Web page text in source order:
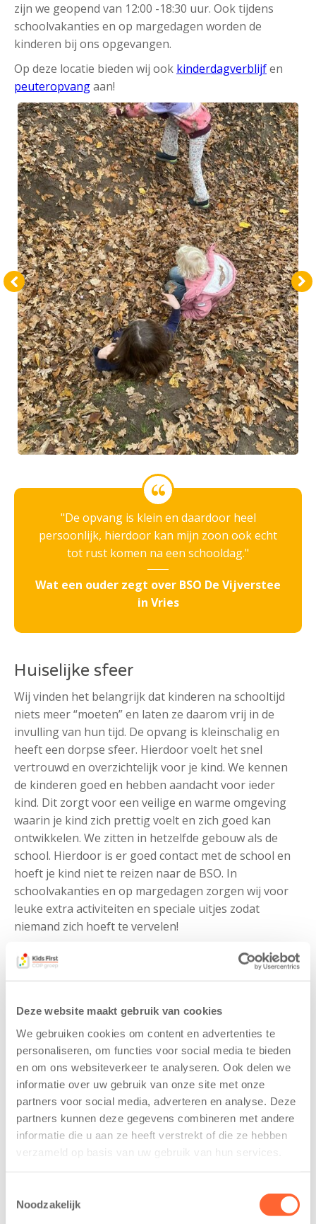
Deze website maakt gebruik van cookies
We gebruiken cookies om content en advertenties te
personaliseren, om functies voor social media te bieden
en om ons websiteverkeer te analyseren. Ook delen we
informatie over uw gebruik van onze site met onze
partners voor social media, adverteren en analyse. Deze
partners kunnen deze gegevens combineren met andere
informatie die u aan ze heeft verstrekt of die ze hebben
verzameld op basis van uw gebruik van hun services.
Noodzakelijk
zijn we geopend van 12:00 -18:30 uur. Ook tijdens
schoolvakanties en op margedagen worden de
kinderen bij ons opgevangen.
Op deze locatie bieden wij ook kinderdagverblijfen
peuteropvangaan!
De opvang is klein en daardoor heel
persoonlijk, hierdoor kan mijn zoon ook echt
tot rust komen na een schooldag.
Wat een ouder zegt over BSO De Vijverstee
in Vries
Huiselijke sfeer
Wij vinden het belangrijk dat kinderen na schooltijd
niets meer “moeten” en laten ze daarom vrij in de
invulling van hun tijd. De opvang is kleinschalig en
heeft een dorpse sfeer. Hierdoor voelt het snel
vertrouwd en overzichtelijk voor je kind. We kennen
de kinderen goed en hebben aandacht voor ieder
kind. Dit zorgt voor een veilige en warme omgeving
waarin je kind zich prettig voelt en zich goed kan
ontwikkelen. We zitten in hetzelfde gebouw als de
school. Hierdoor is er goed contact met de school en
hoeft je kind niet te reizen naar de BSO. In
schoolvakanties en op margedagen zorgen wij voor
leuke extra activiteiten en speciale uitjes zodat
niemand zich hoeft te vervelen!
Ons team bestaat uit enthousiaste en ervaren
pedagogische professionals die ervoor zorgen dat elk
kind zich thuis voelt. Als kinderen groter worden en
naar de basisschool gaan, veranderen hun behoeftes
mee. Ze spelen samen, sluiten vriendschappen en
leren grenzen kennen. Zeker oudere kinderen willen
vanuit zichzelf de wereld verkennen en leren van
nieuwe ervaringen. Onze medewerkers spelen daar
uitstekend op in.
Samen staan we sterk
bieden we een fijne en vertrouwde plek. We werken
vertrouwde omgeving krijgen kinderen bij ons de